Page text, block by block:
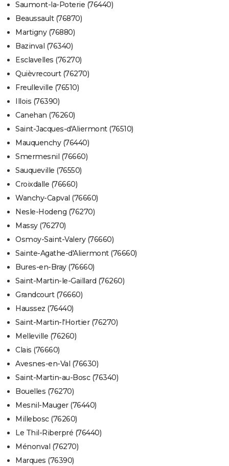
Saumont-la-Poterie (76440)
Beaussault (76870)
Martigny (76880)
Bazinval (76340)
Esclavelles (76270)
Quièvrecourt (76270)
Freulleville (76510)
Illois (76390)
Canehan (76260)
Saint-Jacques-d'Aliermont (76510)
Mauquenchy (76440)
Smermesnil (76660)
Sauqueville (76550)
Croixdalle (76660)
Wanchy-Capval (76660)
Nesle-Hodeng (76270)
Massy (76270)
Osmoy-Saint-Valery (76660)
Sainte-Agathe-d'Aliermont (76660)
Bures-en-Bray (76660)
Saint-Martin-le-Gaillard (76260)
Grandcourt (76660)
Haussez (76440)
Saint-Martin-l'Hortier (76270)
Melleville (76260)
Clais (76660)
Avesnes-en-Val (76630)
Saint-Martin-au-Bosc (76340)
Bouelles (76270)
Mesnil-Mauger (76440)
Millebosc (76260)
Le Thil-Riberpré (76440)
Ménonval (76270)
Marques (76390)